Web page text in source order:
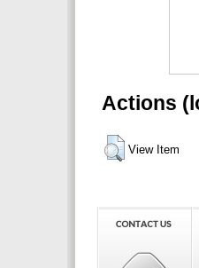
Actions
View Item